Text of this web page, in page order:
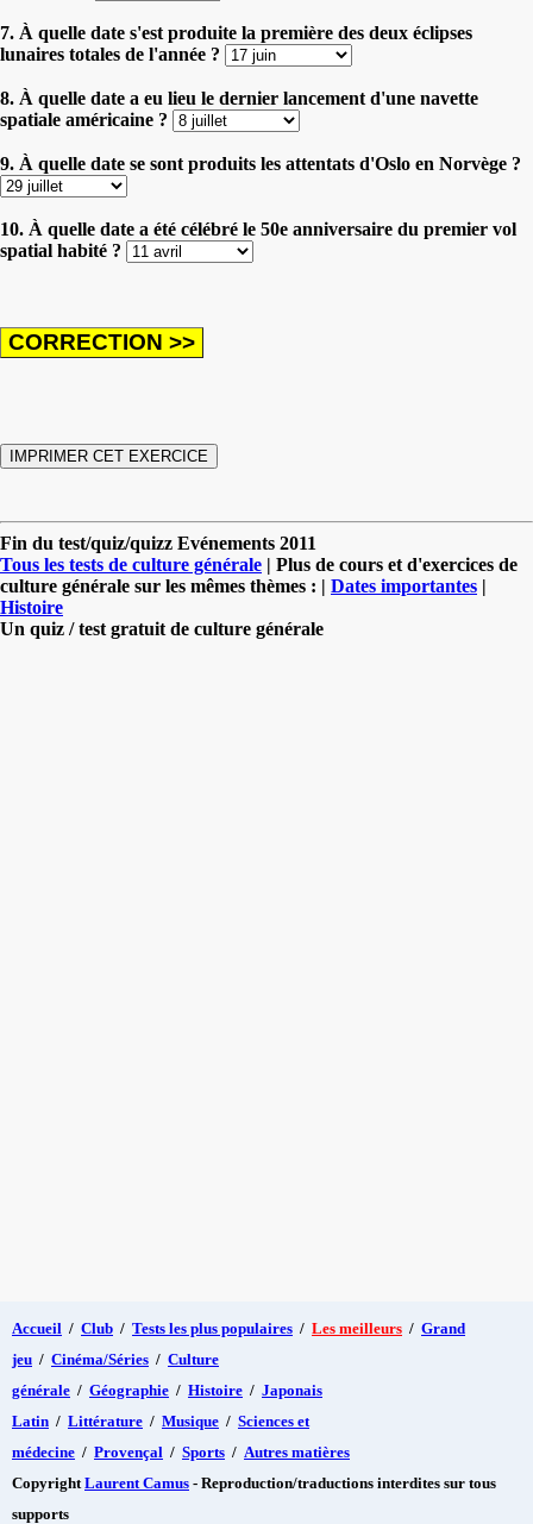
7. À quelle date s'est produite la première des deux éclipses
lunaires totales de l'année ?
8. À quelle date a eu lieu le dernier lancement d'une navette
spatiale américaine ?
9. À quelle date se sont produits les attentats d'Oslo en Norvège ?
10. À quelle date a été célébré le 50e anniversaire du premier vol
spatial habité ?
Fin du test/quiz/quizz Evénements 2011
Tous les tests de culture générale | Plus de cours et d'exercices de
culture générale sur les mêmes thèmes : | Dates importantes |
Histoire
Un quiz / test gratuit de culture générale
Accueil / Club / Tests les plus populaires / Les meilleurs / Grand
jeu / Cinéma/Séries / Culture
générale / Géographie / Histoire / Japonais
Latin / Littérature / Musique / Sciences et
médecine / Provençal / Sports / Autres matières
Copyright Laurent Camus - Reproduction/traductions interdites sur tous
supports